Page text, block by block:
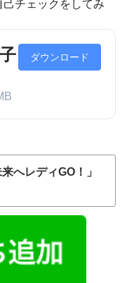
チェックをしてみ
ダウンロード
へレディGO！」